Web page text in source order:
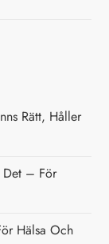
Rätt, Håller
Det – För
Hälsa Och